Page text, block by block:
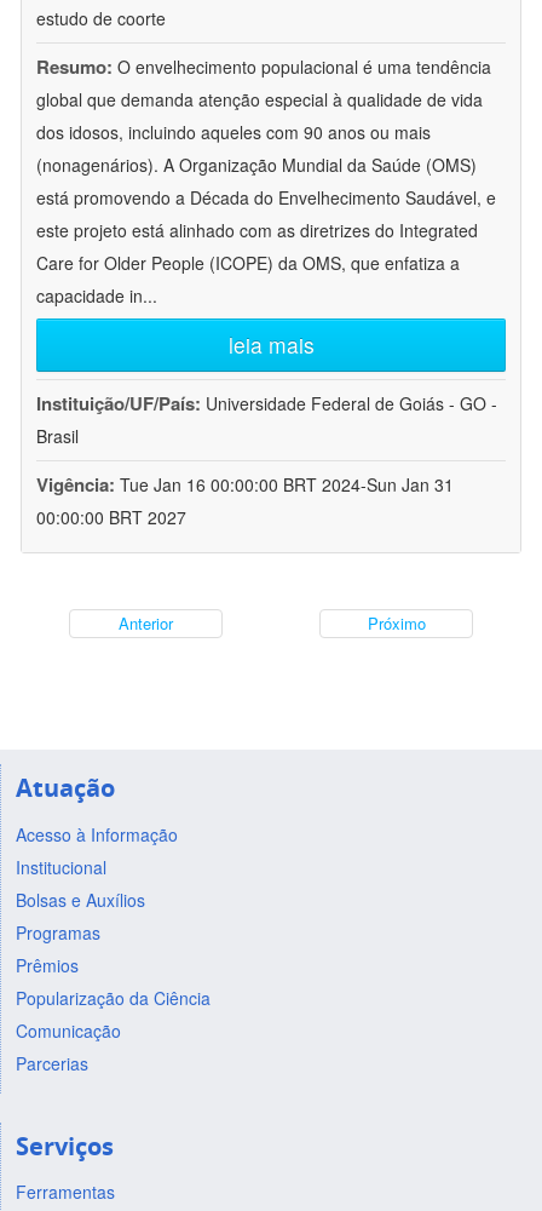
estudo de coorte
Resumo: O envelhecimento populacional é uma tendência
global que demanda atenção especial à qualidade de vida
dos idosos, incluindo aqueles com 90 anos ou mais
(nonagenários). A Organização Mundial da Saúde (OMS)
está promovendo a Década do Envelhecimento Saudável, e
este projeto está alinhado com as diretrizes do Integrated
Care for Older People (ICOPE) da OMS, que enfatiza a
capacidade in...
leia mais
Instituição/UF/País: Universidade Federal de Goiás - GO -
Brasil
Vigência: Tue Jan 16 00:00:00 BRT 2024-Sun Jan 31
00:00:00 BRT 2027
Anterior Próximo
Atuação
Acesso à Informação
Institucional
Bolsas e Auxílios
Programas
Prêmios
Popularização da Ciência
Comunicação
Parcerias
Serviços
Ferramentas